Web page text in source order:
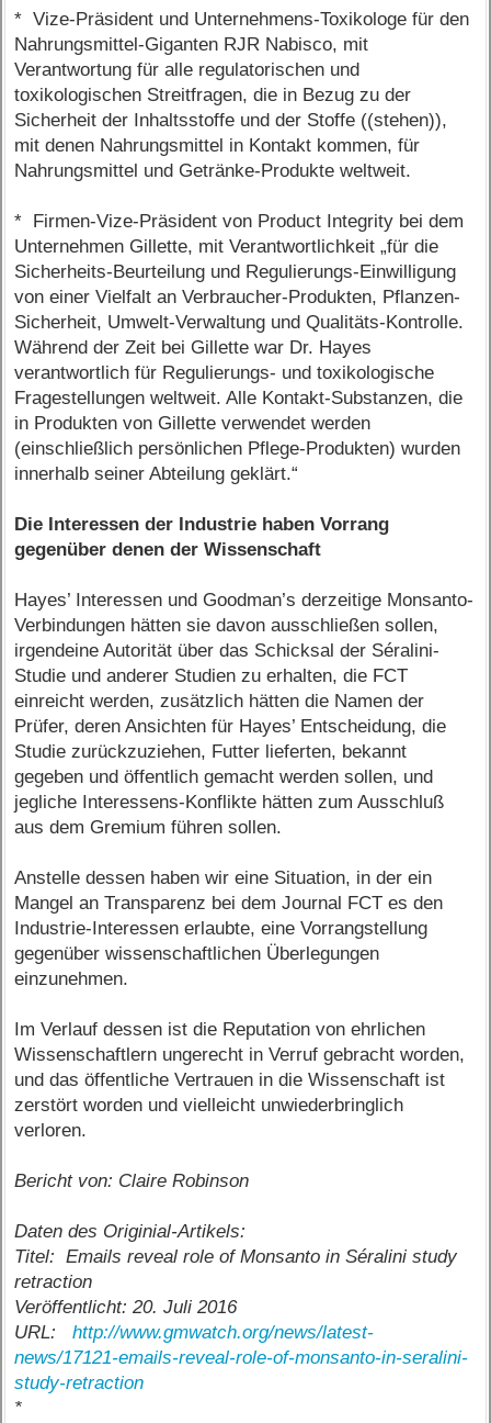
* Vize-Präsident und Unternehmens-Toxikologe für den
Nahrungsmittel-Giganten RJR Nabisco, mit
Verantwortung für alle regulatorischen und
toxikologischen Streitfragen, die in Bezug zu der
Sicherheit der Inhaltsstoffe und der Stoffe ((stehen)),
mit denen Nahrungsmittel in Kontakt kommen, für
Nahrungsmittel und Getränke-Produkte weltweit.
* Firmen-Vize-Präsident von Product Integrity bei dem
Unternehmen Gillette, mit Verantwortlichkeit „für die
Sicherheits-Beurteilung und Regulierungs-Einwilligung
von einer Vielfalt an Verbraucher-Produkten, Pflanzen-
Sicherheit, Umwelt-Verwaltung und Qualitäts-Kontrolle.
Während der Zeit bei Gillette war Dr. Hayes
verantwortlich für Regulierungs- und toxikologische
Fragestellungen weltweit. Alle Kontakt-Substanzen, die
in Produkten von Gillette verwendet werden
(einschließlich persönlichen Pflege-Produkten) wurden
innerhalb seiner Abteilung geklärt.“
Die Interessen der Industrie haben Vorrang
gegenüber denen der Wissenschaft
Hayes’ Interessen und Goodman’s derzeitige Monsanto-
Verbindungen hätten sie davon ausschließen sollen,
irgendeine Autorität über das Schicksal der Séralini-
Studie und anderer Studien zu erhalten, die FCT
einreicht werden, zusätzlich hätten die Namen der
Prüfer, deren Ansichten für Hayes’ Entscheidung, die
Studie zurückzuziehen, Futter lieferten, bekannt
gegeben und öffentlich gemacht werden sollen, und
jegliche Interessens-Konflikte hätten zum Ausschluß
aus dem Gremium führen sollen.
Anstelle dessen haben wir eine Situation, in der ein
Mangel an Transparenz bei dem Journal FCT es den
Industrie-Interessen erlaubte, eine Vorrangstellung
gegenüber wissenschaftlichen Überlegungen
einzunehmen.
Im Verlauf dessen ist die Reputation von ehrlichen
Wissenschaftlern ungerecht in Verruf gebracht worden,
und das öffentliche Vertrauen in die Wissenschaft ist
zerstört worden und vielleicht unwiederbringlich
verloren.
Bericht von: Claire Robinson
Daten des Originial-Artikels:
Titel: Emails reveal role of Monsanto in Séralini study
retraction
Veröffentlicht: 20. Juli 2016
URL:http://www.gmwatch.org/news/latest-
news/17121-emails-reveal-role-of-monsanto-in-seralini-
study-retraction
*